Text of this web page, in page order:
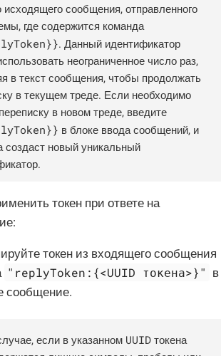
исходящего сообщения, отправленного
где содержится команда
. Данный идентификатор
неограниченное число раз,
в текст сообщения, чтобы продолжать
в текущем треде. Если необходимо
в новом треде, введите
в блоке ввода сообщений, и
создаст новый уникальный
токен при ответе на
токен из входящего сообщения
"replyToken:{<UUID токена>}" в
сообщение.
если в указанном UUID токена